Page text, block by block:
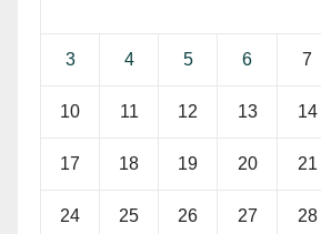
3 4 5 6 7
10 11 12 13 14
17 18 19 20 21
24 25 26 27 28